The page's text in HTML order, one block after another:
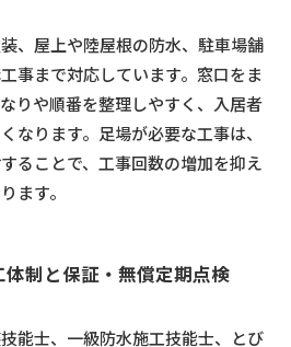
、屋上や陸屋根の防水、駐車場舗
事まで対応しています。窓口をま
りや順番を整理しやすく、入居者
なります。足場が必要な工事は、
ることで、工事回数の増加を抑え
ます。
制と保証・無償定期点検
能士、一級防水施工技能士、とび